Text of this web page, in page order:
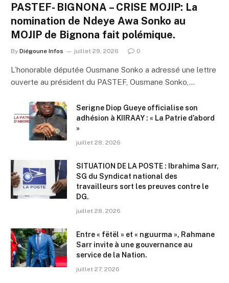
PASTEF- BIGNONA – CRISE MOJIP: La
nomination de Ndeye Awa Sonko au
MOJIP de Bignona fait polémique.
By Diégoune Infos juillet 29, 2026 0
L’honorable députée Ousmane Sonko a adressé une lettre
ouverte au président du PASTEF, Ousmane Sonko,…
Serigne Diop Gueye officialise son
adhésion à KIIRAAY : « La Patrie d’abord
»
juillet 28, 2026
SITUATION DE LA POSTE : Ibrahima Sarr,
SG du Syndicat national des
travailleurs sort les preuves contre le
DG.
juillet 28, 2026
Entre « fëtël » et « nguurma », Rahmane
Sarr invite à une gouvernance au
service de la Nation.
juillet 27, 2026